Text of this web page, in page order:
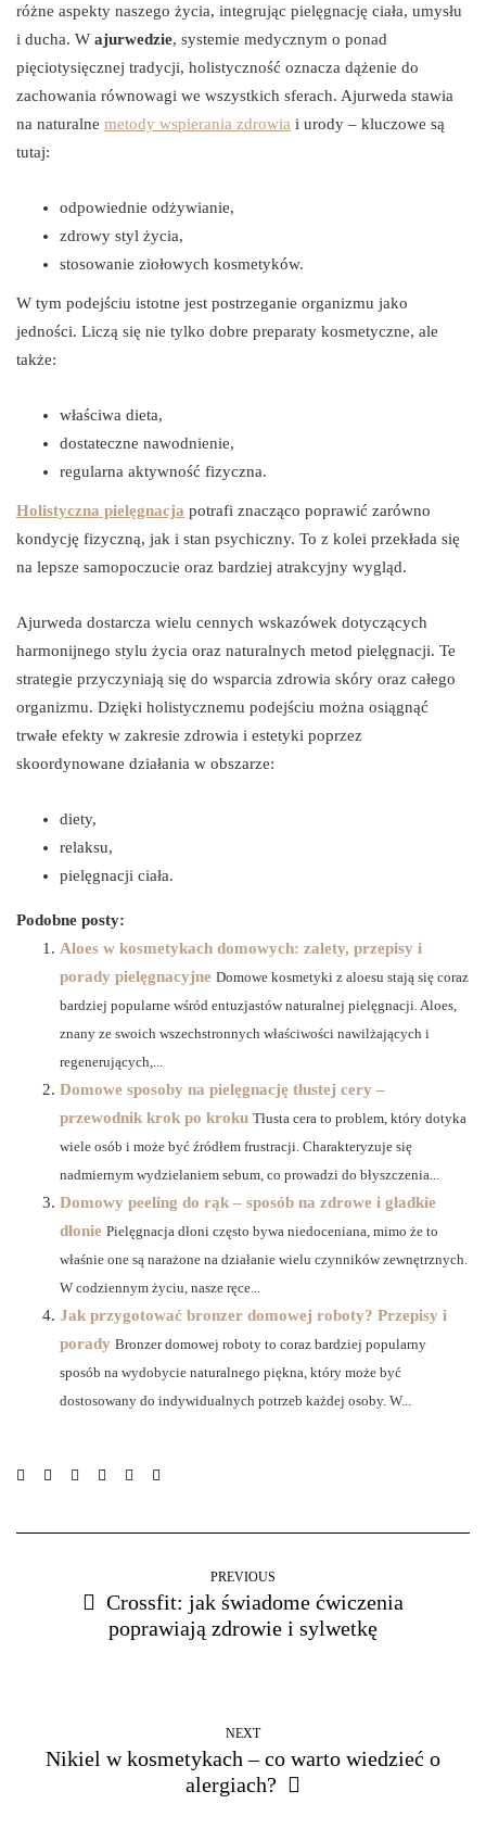
różne aspekty naszego życia, integrując pielęgnację ciała, umysłu
i ducha. W ajurwedzie, systemie medycznym o ponad
pięciotysięcznej tradycji, holistyczność oznacza dążenie do
zachowania równowagi we wszystkich sferach. Ajurweda stawia
na naturalne metody wspierania zdrowia i urody – kluczowe są
tutaj:
odpowiednie odżywianie,
zdrowy styl życia,
stosowanie ziołowych kosmetyków.
W tym podejściu istotne jest postrzeganie organizmu jako
jedności. Liczą się nie tylko dobre preparaty kosmetyczne, ale
także:
właściwa dieta,
dostateczne nawodnienie,
regularna aktywność fizyczna.
Holistyczna pielęgnacja potrafi znacząco poprawić zarówno
kondycję fizyczną, jak i stan psychiczny. To z kolei przekłada się
na lepsze samopoczucie oraz bardziej atrakcyjny wygląd.
Ajurweda dostarcza wielu cennych wskazówek dotyczących
harmonijnego stylu życia oraz naturalnych metod pielęgnacji. Te
strategie przyczyniają się do wsparcia zdrowia skóry oraz całego
organizmu. Dzięki holistycznemu podejściu można osiągnąć
trwałe efekty w zakresie zdrowia i estetyki poprzez
skoordynowane działania w obszarze:
diety,
relaksu,
pielęgnacji ciała.
Podobne posty:
Aloes w kosmetykach domowych: zalety, przepisy i
porady pielęgnacyjne Domowe kosmetyki z aloesu stają się coraz
bardziej popularne wśród entuzjastów naturalnej pielęgnacji. Aloes,
znany ze swoich wszechstronnych właściwości nawilżających i
regenerujących,...
Domowe sposoby na pielęgnację tłustej cery –
przewodnik krok po kroku Tłusta cera to problem, który dotyka
wiele osób i może być źródłem frustracji. Charakteryzuje się
nadmiernym wydzielaniem sebum, co prowadzi do błyszczenia...
Domowy peeling do rąk – sposób na zdrowe i gładkie
dłonie Pielęgnacja dłoni często bywa niedoceniana, mimo że to
właśnie one są narażone na działanie wielu czynników zewnętrznych.
W codziennym życiu, nasze ręce...
Jak przygotować bronzer domowej roboty? Przepisy i
porady Bronzer domowej roboty to coraz bardziej popularny
sposób na wydobycie naturalnego piękna, który może być
dostosowany do indywidualnych potrzeb każdej osoby. W...
PREVIOUS
Crossfit: jak świadome ćwiczenia
poprawiają zdrowie i sylwetkę
NEXT
Nikiel w kosmetykach – co warto wiedzieć o
alergiach?